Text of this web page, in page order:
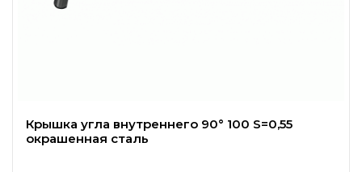
Крышка угла внутреннего 90° 100 S=0,55
окрашенная сталь